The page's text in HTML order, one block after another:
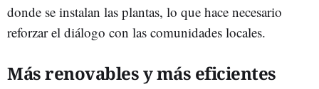
donde se instalan las plantas, lo que hace necesario
reforzar el diálogo con las comunidades locales.
Más renovables y más eficientes